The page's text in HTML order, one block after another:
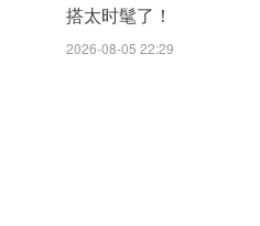
搭太时髦了！
2026-08-05 22:29